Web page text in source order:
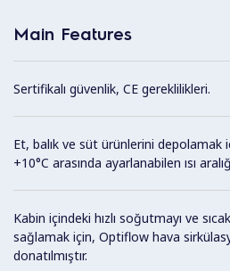
Main Features
Sertifikalı güvenlik, CE gereklilikleri.
Et, balık ve süt ürünlerini depolamak
+10°C arasında ayarlanabilen ısı
Kabin içindeki hızlı soğutmayı ve
sağlamak için, Optiflow hava
donatılmıştır.